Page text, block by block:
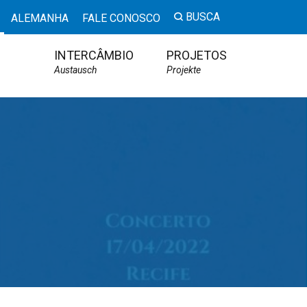
ALEMANHA FALE CONOSCO BUSCA
INTERCÂMBIO
Austausch
PROJETOS
Projekte